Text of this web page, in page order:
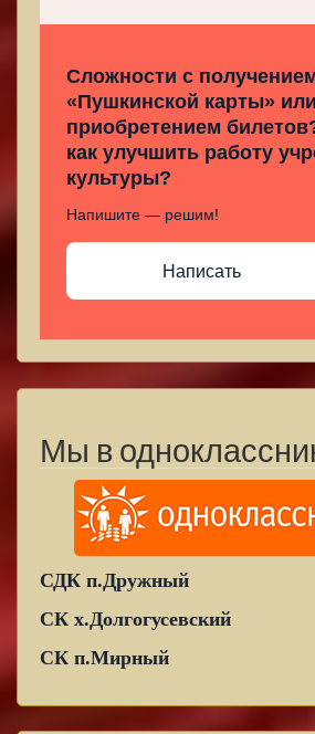
Сложности с
«Пушкинской карты» или
приобретением
как улучшить работу
культуры?
Напишите — решим!
Написать
Мы в
СДК п.Дружный
СК х.Долгогусевский
СК п.Мирный